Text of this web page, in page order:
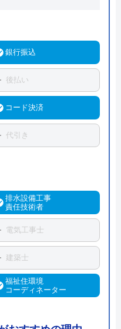
銀行振込
後払い
コード決済
代引き
排水設備工事
責任技術者
電気工事士
建築士
福祉住環境
コーディネーター